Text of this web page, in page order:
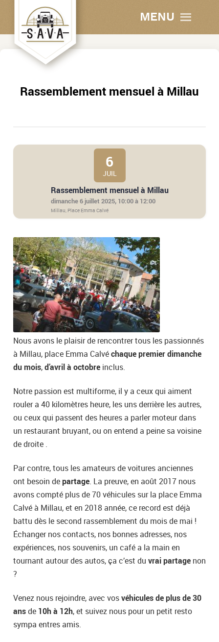
MENU
Rassemblement mensuel à Millau
6
JUIL
Rassemblement mensuel à Millau
dimanche 6 juillet 2025, 10:00 à 12:00
Millau, Place Emma Calvé
Nous avons le plaisir de rencontrer tous les passionnés
à Millau, place Emma Calvéchaque premier dimanche
du mois,d’avril à octobreinclus.
Notre passion est multiforme, il y a ceux qui aiment
rouler a 40 kilomètres heure, les uns derrière les autres,
ou ceux qui passent des heures a parler moteur dans
un restaurant bruyant, ou on entend a peine sa voisine
de droite .
Par contre, tous les amateurs de voitures anciennes
ont besoin departage. La preuve, en août 2017 nous
avons compté plus de 70 véhicules sur la place Emma
Calvé à Millau, et en 2018 année, ce record est déjà
battu dès le second rassemblement du mois de mai !
Échanger nos contacts, nos bonnes adresses, nos
expériences, nos souvenirs, un café a la main en
tournant autour des autos, ça c’est du vrai partage non
?
Venez nous rejoindre, avec vosvéhicules de plus de 30
ansde 10h à 12h, et suivez nous pour un petit resto
sympa entres amis.